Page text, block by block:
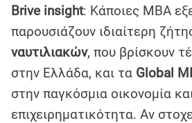
Brive insight: Κάποιες MBA
παρουσιάζουν ιδιαίτερη
ναυτιλιακών, που βρίσκουν
στην Ελλάδα, και τα Global
στην παγκόσμια οικονομία
επιχειρηματικότητα. Αν